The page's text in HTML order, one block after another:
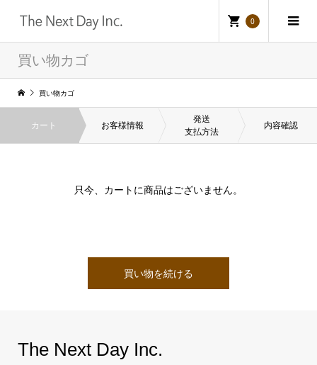
0
買い物カゴ
買い物カゴ
カート お客様情報
発送
支払方法
内容確認
只今、カートに商品はございません。
The Next Day Inc.